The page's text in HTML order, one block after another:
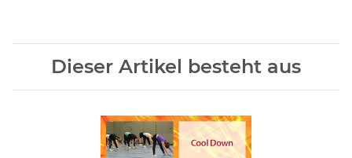
Dieser Artikel besteht aus